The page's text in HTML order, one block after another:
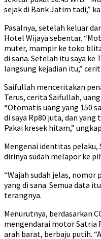
sejak di Bank Jatim tadi,”
Pasalnya, setelah keluar
Hotel Wijaya sebentar.
muter, mampir ke toko
di sana. Setelah itu saya ke
langsung kejadian itu,”
Saifullah menceritakan
Terus, cerita Saifullah,
“Otomatis uang yang 150
di saya Rp80 juta, dan
Pakai kresek hitam,”
Mengenai identitas
dirinya sudah melapor ke
“Wajah sudah jelas,
yang di sana. Semua data
terangnya.
Menurutnya, berdasarkan
mengendarai motor Satria
arah barat, berbaju putih.